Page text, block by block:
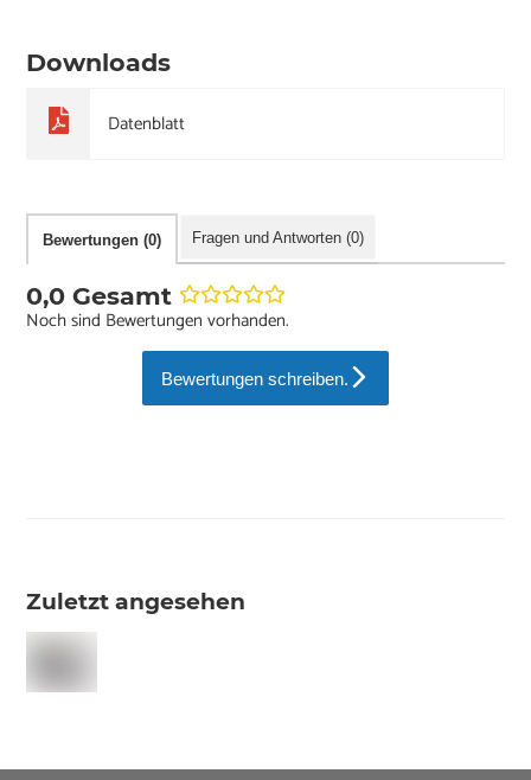
Downloads
Datenblatt
Bewertungen (0) Fragen und Antworten (0)
0,0 Gesamt
Noch sind Bewertungen vorhanden.
Bewertungen schreiben.
Zuletzt angesehen